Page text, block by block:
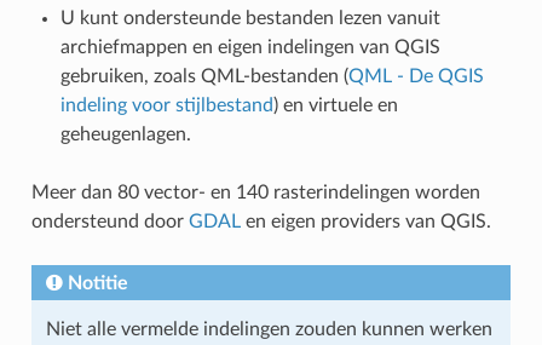
U kunt ondersteunde bestanden lezen vanuit
archiefmappen en eigen indelingen van QGIS
gebruiken, zoals QML-bestanden (QML - De QGIS
indeling voor stijlbestand) en virtuele en
geheugenlagen.
Meer dan 80 vector- en 140 rasterindelingen worden
ondersteund door GDALen eigen providers van QGIS.
Notitie
Niet alle vermelde indelingen zouden kunnen werken